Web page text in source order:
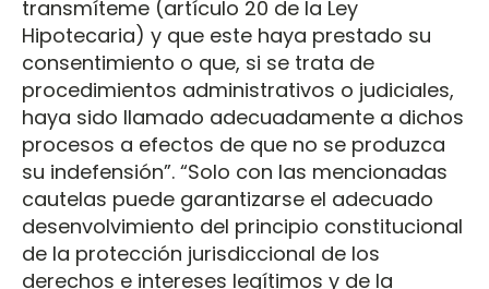
transmíteme (artículo 20 de la Ley
Hipotecaria) y que este haya prestado su
consentimiento o que, si se trata de
procedimientos administrativos o judiciales,
haya sido llamado adecuadamente a dichos
procesos a efectos de que no se produzca
su indefensión”. “Solo con las mencionadas
cautelas puede garantizarse el adecuado
desenvolvimiento del principio constitucional
de la protección jurisdiccional de los
derechos e intereses legítimos y de la